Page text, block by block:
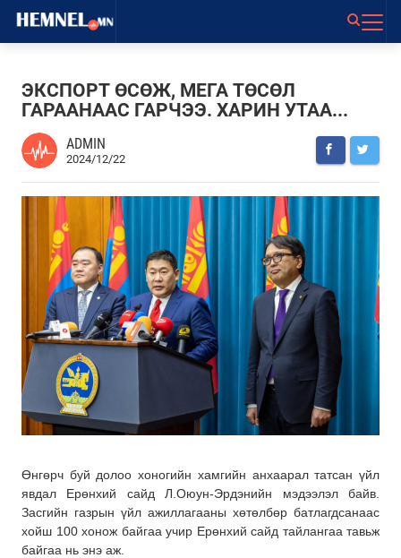
ЭКСПОРТ ӨСӨЖ, МЕГА ТӨСӨЛ
ГАРААНААС ГАРЧЭЭ. ХАРИН УТАА...
ADMIN
2024/12/22
Өнгөрч буй долоо хоногийн хамгийн анхаарал татсан үйл
явдал Ерөнхий сайд Л.Оюун-Эрдэнийн мэдээлэл байв.
Засгийн газрын үйл ажиллагааны хөтөлбөр батлагдсанаас
хойш 100 хонож байгаа учир Ерөнхий сайд тайлангаа тавьж
байгаа нь энэ аж.